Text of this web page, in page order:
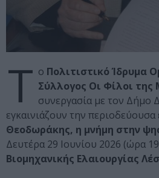
Τ ο Πολιτιστικό Ίδρυμα
Σύλλογος Οι Φίλοι της
συνεργασία με τον Δήμο
εγκαινιάζουν την περιοδεύουσα
Θεοδωράκης, η μνήμη στην
Δευτέρα 29 Ιουνίου 2026 (ώρα
Βιομηχανικής Ελαιουργίας